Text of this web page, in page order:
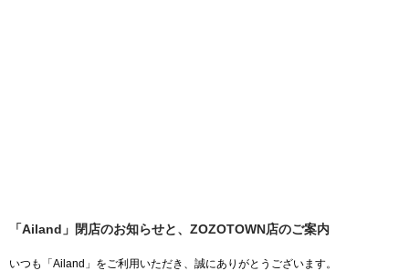
「Ailand」閉店のお知らせと、ZOZOTOWN店のご案内
いつも「Ailand」をご利用いただき、誠にありがとうございます。